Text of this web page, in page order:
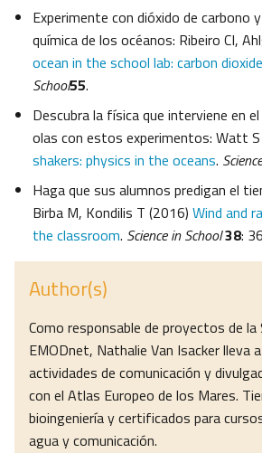
Experimente con dióxido de carbono
química de los océanos: Ribeiro CI,
ocean in the school lab: carbon
School55.
Descubra la física que interviene en
olas con estos experimentos: Watt
shakers: physics in the oceans.
Haga que sus alumnos predigan el
Birba M, Kondilis T (2016) Wind and
the classroom. Science in School38:
Author(s)
Como responsable de proyectos de la
EMODnet, Nathalie Van Isacker lleva
actividades de comunicación y
con el Atlas Europeo de los Mares.
bioingeniería y certificados para
agua y comunicación.